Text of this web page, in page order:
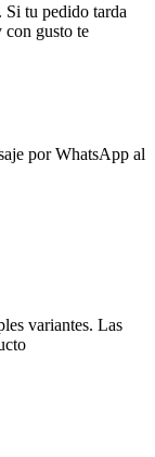
Si tu pedido tarda
con gusto te
por WhatsApp al
variantes. Las